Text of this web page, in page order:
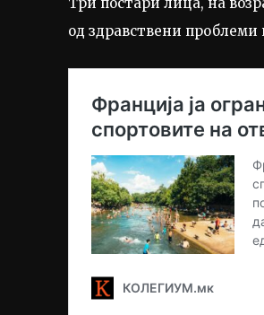
од здравствени